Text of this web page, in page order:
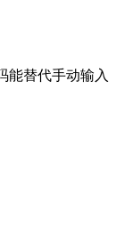
能替代手动输入